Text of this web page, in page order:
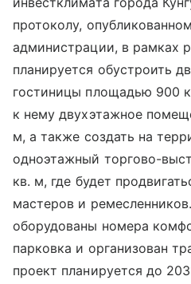
протоколу,
администрации, в рамках
планируется обустроить
гостиницы площадью 900
к нему двухэтажное
м, а также создать на
одноэтажный торгово-
кв. м, где будет
мастеров и
оборудованы номера
парковка и организован
проект планируется до